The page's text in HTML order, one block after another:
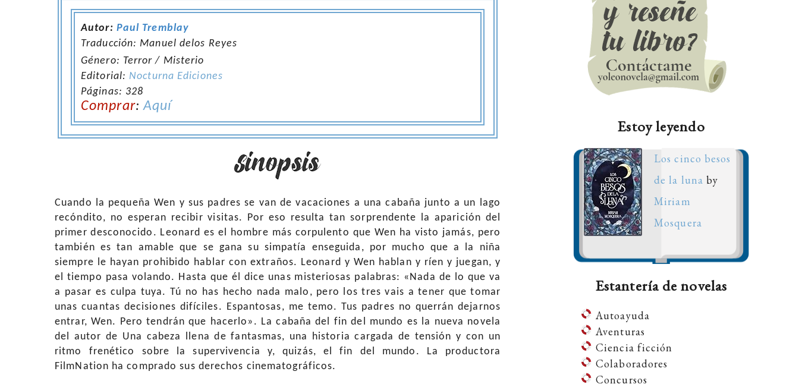
Autor: Paul Tremblay
Traducción: Manuel delos Reyes
Género: Terror / Misterio
Editorial: Nocturna Ediciones
Páginas: 328
Comprar:Aquí
Cuando la pequeña Wen y sus padres se van de vacaciones a una cabaña junto a un lago
recóndito, no esperan recibir visitas. Por eso resulta tan sorprendente la aparición del
primer desconocido. Leonard es el hombre más corpulento que Wen ha visto jamás, pero
también es tan amable que se gana su simpatía enseguida, por mucho que a la niña
siempre le hayan prohibido hablar con extraños. Leonard y Wen hablan y ríen y juegan, y
el tiempo pasa volando. Hasta que él dice unas misteriosas palabras: «Nada de lo que va
a pasar es culpa tuya. Tú no has hecho nada malo, pero los tres vais a tener que tomar
unas cuantas decisiones difíciles. Espantosas, me temo. Tus padres no querrán dejarnos
entrar, Wen. Pero tendrán que hacerlo». La cabaña del fin del mundo es la nueva novela
del autor de Una cabeza llena de fantasmas, una historia cargada de tensión y con un
ritmo frenético sobre la supervivencia y, quizás, el fin del mundo. La productora
FilmNation ha comprado sus derechos cinematográficos.
Estoy leyendo
Los cinco besos
de la luna by
Miriam
Mosquera
Estantería de novelas
Autoayuda
Aventuras
Ciencia ficción
Colaboradores
Concursos